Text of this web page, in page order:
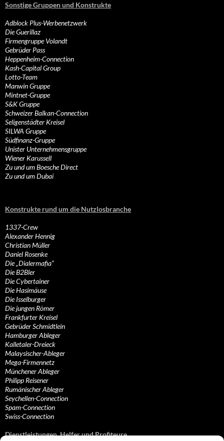
Sonstige Gruppen und Konstrukte
Adblock Plus-Werbenetzwerk
Die Guerillaz
Firmengruppe Volandt
Gebrüder Pass
Heppenheim-Connection
Kash-Capital Group
Lotto-Team
Manwin Gruppe
Mintnet-Gruppe
S&K Gruppe
Schweizer Balkan-Connection
Seligenstädter Kreisel
SILWA Gruppe
Südfinanz-Gruppe
Unister Unternehmensgruppe
Wiener Karussell
Zu und um Boesche Direct
Zu und um Dubai
Konstrukte rund um die Nutzlosbranche
1337-Crew
Alexander Hennig
Christian Müller
Daniel Rosenke
Die „Dialermafia“
Die B2Bler
Die Cybertainer
Die Hasimäuse
Die Isselburger
Die jungen Römer
Frankfurter Kreisel
Gebrüder Schmidtlein
Hamburger Ableger
Kalletaler-Dreieck
Malaysischer-Ableger
Mega-Firmennetz
Münchener Ableger
Philipp Reisener
Rumänischer Ableger
Seychellen-Connection
Spam-Connection
Swiss-Connection
Dienstleistungen, Helfer und Profiteure